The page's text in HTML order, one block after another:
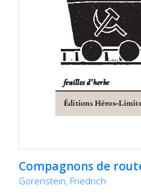
Compagnons de
Gorenstein, Friedrich